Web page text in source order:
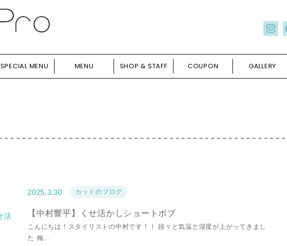
SPECIAL MENU MENU SHOP & STAFF COUPON GALLERY
2025.3.30 カットのブログ
【中村響平】くせ活かしショートボブ
こんにちは！スタイリストの中村です！！ 段々と気温と湿度が上がってきまし
た 梅...